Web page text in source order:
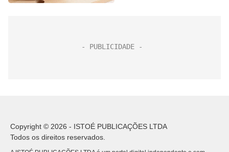
Copyright © 2026 - ISTOÉ PUBLICAÇÕES LTDA
Todos os direitos reservados.